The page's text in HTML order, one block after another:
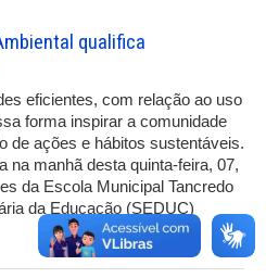
qualifica
eficientes, com relação ao uso
forma inspirar a comunidade
de ações e hábitos sustentáveis.
na manhã desta quinta-feira, 07,
da Escola Municipal Tancredo
da Educação (SEDUC)